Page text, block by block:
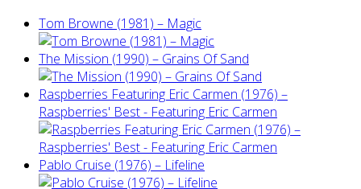
Tom Browne (1981) – Magic
The Mission (1990) – Grains Of Sand
Raspberries Featuring Eric Carmen (1976) –
Raspberries' Best - Featuring Eric Carmen
Pablo Cruise (1976) – Lifeline